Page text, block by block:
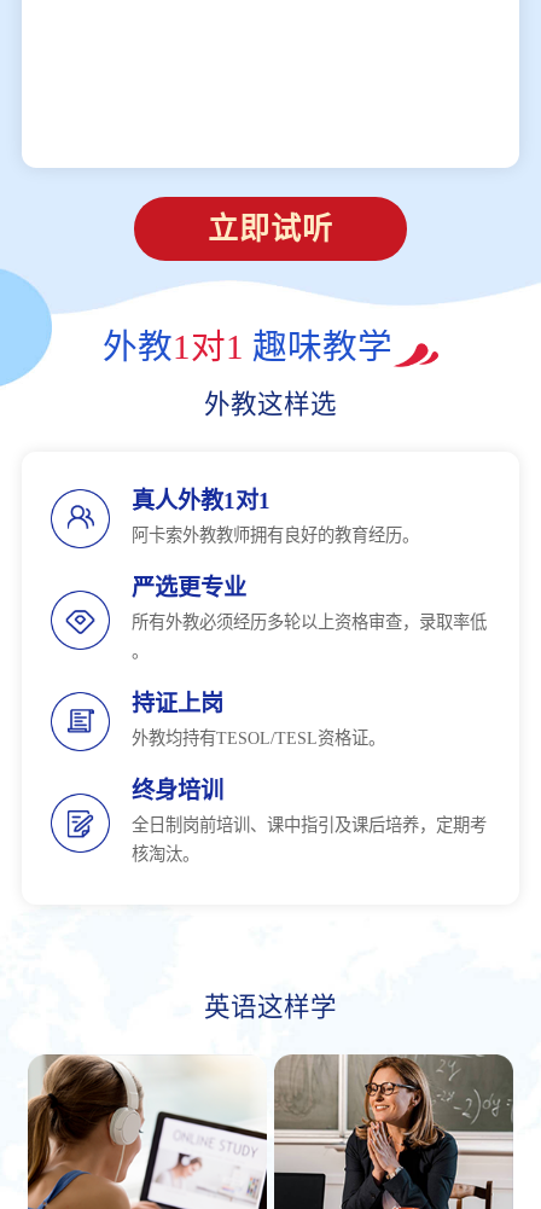
立即试听
外教1对1 趣味教学
外教这样选
真人外教1对1
阿卡索外教教师拥有良好的教育经历。
严选更专业
所有外教必须经历多轮以上资格审查，录取率低
。
持证上岗
外教均持有TESOL/TESL资格证。
终身培训
全日制岗前培训、课中指引及课后培养，定期考
核淘汰。
英语这样学